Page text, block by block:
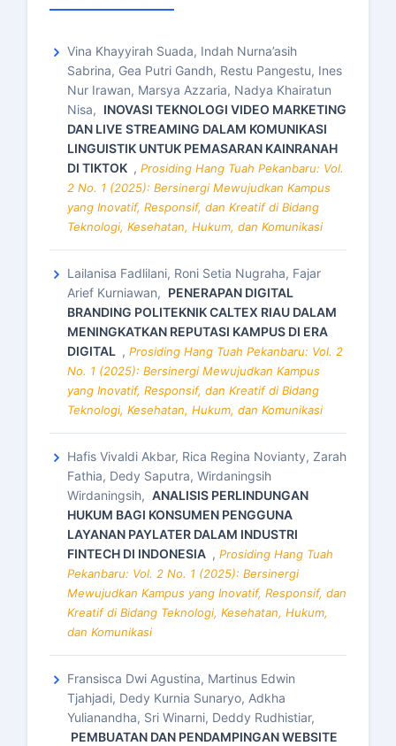
Vina Khayyirah Suada, Indah Nurna’asih
Sabrina, Gea Putri Gandh, Restu Pangestu, Ines
Nur Irawan, Marsya Azzaria, Nadya Khairatun
Nisa, INOVASI TEKNOLOGI VIDEO MARKETING
DAN LIVE STREAMING DALAM KOMUNIKASI
LINGUISTIK UNTUK PEMASARAN KAINRANAH
DI TIKTOK , Prosiding Hang Tuah Pekanbaru: Vol.
2 No. 1 (2025): Bersinergi Mewujudkan Kampus
yang Inovatif, Responsif, dan Kreatif di Bidang
Teknologi, Kesehatan, Hukum, dan Komunikasi
Lailanisa Fadlilani, Roni Setia Nugraha, Fajar
Arief Kurniawan, PENERAPAN DIGITAL
BRANDING POLITEKNIK CALTEX RIAU DALAM
MENINGKATKAN REPUTASI KAMPUS DI ERA
DIGITAL , Prosiding Hang Tuah Pekanbaru: Vol. 2
No. 1 (2025): Bersinergi Mewujudkan Kampus
yang Inovatif, Responsif, dan Kreatif di Bidang
Teknologi, Kesehatan, Hukum, dan Komunikasi
Hafis Vivaldi Akbar, Rica Regina Novianty, Zarah
Fathia, Dedy Saputra, Wirdaningsih
Wirdaningsih, ANALISIS PERLINDUNGAN
HUKUM BAGI KONSUMEN PENGGUNA
LAYANAN PAYLATER DALAM INDUSTRI
FINTECH DI INDONESIA , Prosiding Hang Tuah
Pekanbaru: Vol. 2 No. 1 (2025): Bersinergi
Mewujudkan Kampus yang Inovatif, Responsif, dan
Kreatif di Bidang Teknologi, Kesehatan, Hukum,
dan Komunikasi
Fransisca Dwi Agustina, Martinus Edwin
Tjahjadi, Dedy Kurnia Sunaryo, Adkha
Yulianandha, Sri Winarni, Deddy Rudhistiar,
PEMBUATAN DAN PENDAMPINGAN WEBSITE